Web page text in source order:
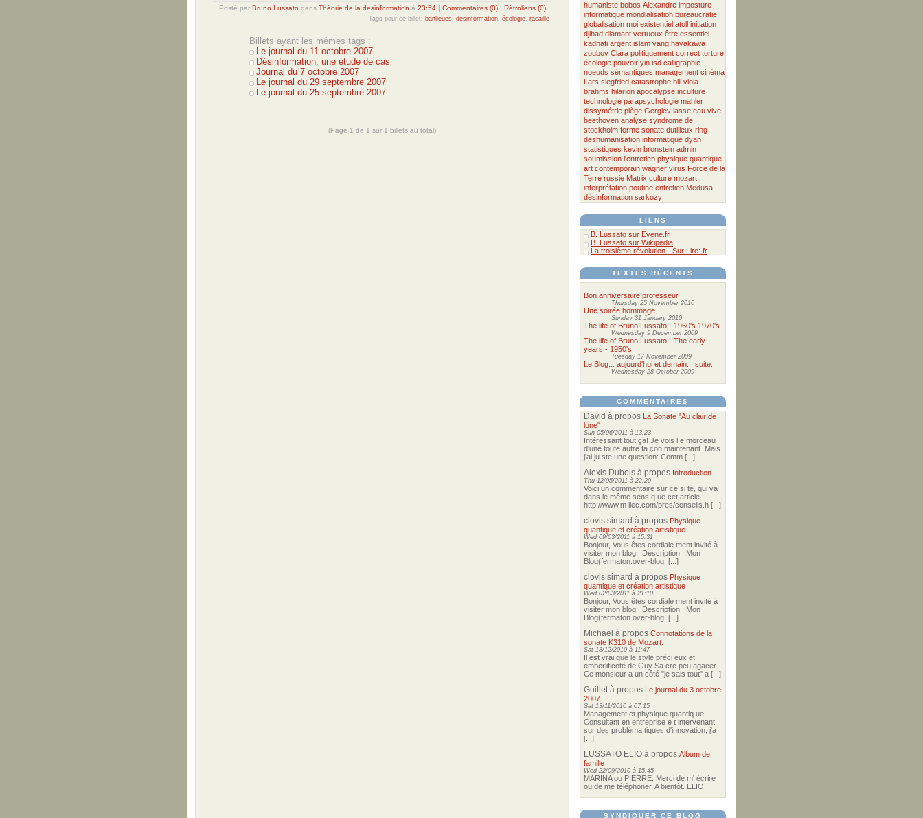
Posté par Bruno Lussato dans Théorie de la desinformation à 23:54| Commentaires (0)| Rétroliens (0)
Tags pour ce billet: banlieues desinformation écologie racaille
Billets ayant les mêmes tags :
Le journal du 11 octobre 2007
Désinformation, une étude de cas
Journal du 7 octobre 2007
Le journal du 29 septembre 2007
Le journal du 25 septembre 2007
(Page 1 de 1 sur 1 billets au total)
humaniste bobos Alexandre imposture
informatique mondialisation bureaucratie
globalisation moi existentiel atoll initiation
djihad diamant vertueux être essentiel
kadhafi argent islam yang hayakawa
zoubov Clara politiquement correct torture
écologie pouvoir yin isd calligraphie
noeuds sémantiques management cinéma
Lars siegfried catastrophe bill viola
brahms hilarion apocalypse inculture
technologie parapsychologie mahler
dissymétrie piège Gergiev lasse eau vive
beethoven analyse syndrome de
stockholm forme sonate dutilleux ring
deshumanisation informatique dyan
statistiques kevin bronstein admin
soumission l'entretien physique quantique
art contemporain wagner virus Force de la
Terre russie Matrix culture mozart
interprétation poutine entretien Medusa
désinformation sarkozy
LIENS
B. Lussato sur Evene.fr
B. Lussato sur Wikipedia
La troisième révolution - Sur Lire: fr
TEXTES RÉCENTS
Bon anniversaire professeur
Thursday 25 November 2010
Une soirée hommage...
Sunday 31 January 2010
The life of Bruno Lussato - 1960's 1970's
Wednesday 9 December 2009
The life of Bruno Lussato - The early
years - 1950's
Tuesday 17 November 2009
Le Blog... aujourd'hui et demain... suite.
Wednesday 28 October 2009
COMMENTAIRES
David à propos La Sonate "Au clair de
lune"
Sun 05/06/2011 à 13:23
Intéressant tout ça! Je vois l e morceau
d'une toute autre fa çon maintenant. Mais
j'ai ju ste une question: Comm [...]
Alexis Dubois à propos Introduction
Thu 12/05/2011 à 22:20
Voici un commentaire sur ce si te, qui va
dans le même sens q ue cet article :
http://www.m ilec.com/pres/conseils.h [...]
clovis simard à propos Physique
quantique et création artistique
Wed 09/03/2011 à 15:31
Bonjour, Vous êtes cordiale ment invité à
visiter mon blog . Description : Mon
Blog(fermaton.over-blog. [...]
clovis simard à propos Physique
quantique et création artistique
Wed 02/03/2011 à 21:10
Bonjour, Vous êtes cordiale ment invité à
visiter mon blog . Description : Mon
Blog(fermaton.over-blog. [...]
Michael à propos Connotations de la
sonate K310 de Mozart.
Sat 18/12/2010 à 11:47
Il est vrai que le style préci eux et
emberlificoté de Guy Sa cre peu agacer.
Ce monsieur a un côté "je sais tout" a [...]
Guilletà propos Le journal du 3 octobre
2007
Sat 13/11/2010 à 07:15
Management et physique quantiq ue
Consultant en entreprise e t intervenant
sur des probléma tiques d'innovation, j'a
[...]
LUSSATO ELIO à propos Album de
famille
Wed 22/09/2010 à 15:45
MARINA ou PIERRE. Merci de m' écrire
ou de me téléphoner. A bientôt. ELIO
SYNDIQUER CE BLOG